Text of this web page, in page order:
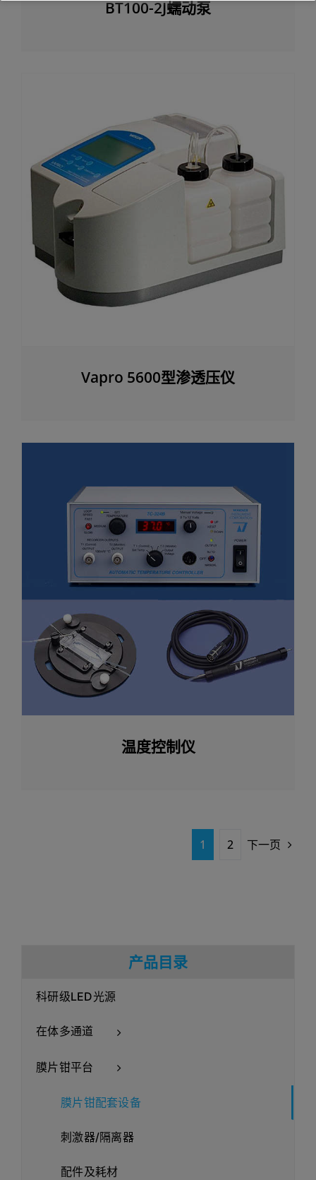
BT100-2J蠕动泵
Vapro 5600型渗透压仪
温度控制仪
1 2 下一页
产品目录
科研级LED光源
在体多通道
膜片钳平台
膜片钳配套设备
刺激器/隔离器
配件及耗材